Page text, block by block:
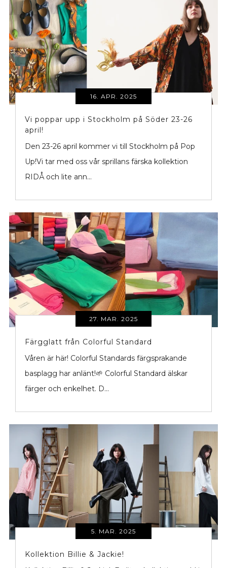
16. APR. 2025
Vi poppar upp i Stockholm på Söder 23-26
april!
Den 23-26 april kommer vi till Stockholm på Pop
Up!Vi tar med oss vår sprillans färska kollektion
RIDÅ och lite ann...
27. MAR. 2025
Färgglatt från Colorful Standard
Våren är här! Colorful Standards färgsprakande
basplagg har anlänt!🌱 Colorful Standard älskar
färger och enkelhet. D...
5. MAR. 2025
Kollektion Billie & Jackie!